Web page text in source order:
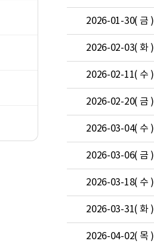
2026-01-30( 금 )
2026-02-03( 화 )
2026-02-11( 수 )
2026-02-20( 금 )
2026-03-04( 수 )
2026-03-06( 금 )
2026-03-18( 수 )
2026-03-31( 화 )
2026-04-02( 목 )